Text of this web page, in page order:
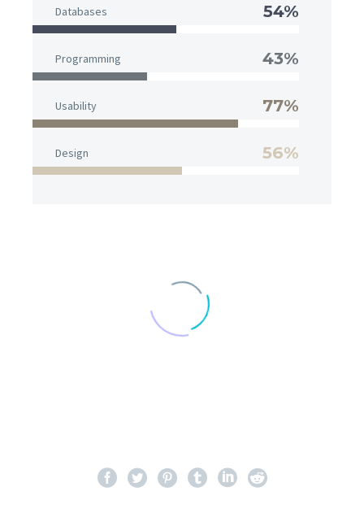
Databases 54%
Programming 43%
Usability 77%
Design 56%